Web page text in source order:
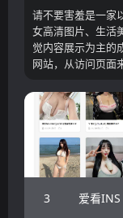
请不要害羞是一家
女高清图片、生活
觉内容展示为主的
网站，从访问页面
入口，以“贵在真实
“好身材”“欧美”等
各类图片资源，用
站可以通过不同主
速浏览不同风格的
源。由于站点主要
形式展示静态图片
有明显的复杂交互
3 爱看INS